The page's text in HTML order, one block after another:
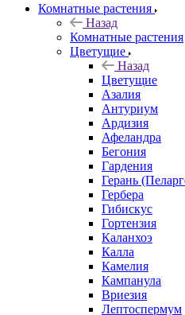
Комнатные растения
Назад
Комнатные растения
Цветущие
Назад
Цветущие
Азалия
Антуриум
Ардизия
Афеландра
Бегония
Гардения
Герань
Гербера
Гибискус
Гортензия
Каланхоэ
Калла
Камелия
Кампанула
Вриезия
Лептоспермум